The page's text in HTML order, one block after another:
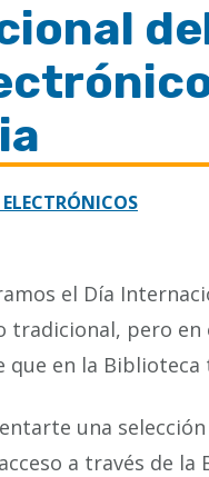
ELECTRÓNICOS
el Día
pero en
en la Biblioteca
una
a través de